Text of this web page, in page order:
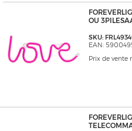
OU
SKU:
EAN:
Prix de vente